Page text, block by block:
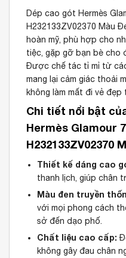
Dép cao gót Hermès
H232133ZV02370 Màu
hoàn mỹ, phù hợp cho
tiệc, gặp gỡ bạn bè cho
Được chế tác tỉ mỉ từ
mang lại cảm giác thoải
không làm mất đi vẻ đẹp
Chi tiết nổi bật
Hermès Glamour
H232133ZV02370
Thiết kế dáng cao
thanh lịch, giúp chân
Màu đen truyền
với mọi phong cách
sở đến dạo phố.
Chất liệu cao cấp:
không gây đau chân